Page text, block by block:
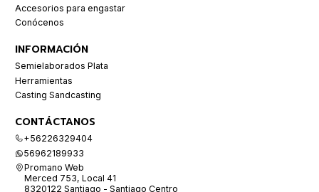
Accesorios para engastar
Conócenos
INFORMACIÓN
Semielaborados Plata
Herramientas
Casting Sandcasting
CONTÁCTANOS
+56226329404
56962189933
Promano Web
Merced 753, Local 41
8320122 Santiago - Santiago Centro